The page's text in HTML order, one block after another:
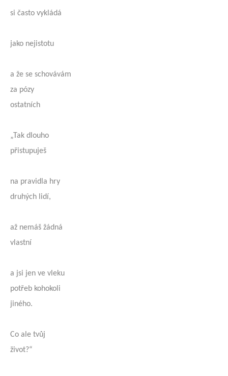
si často vykládá
jako nejistotu
a že se schovávám
za pózy
ostatních
„Tak dlouho
přistupuješ
na pravidla hry
druhých lidí,
až nemáš žádná
vlastní
a jsi jen ve vleku
potřeb kohokoli
jiného.
Co ale tvůj
život?“